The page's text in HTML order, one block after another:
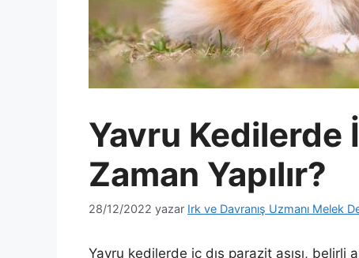
Yavru Kedilerde
Zaman Yapılır?
28/12/2022 yazar Irk ve Davranış Uzmanı Melek
Yavru kedilerde iç dış parazit aşısı, belirli